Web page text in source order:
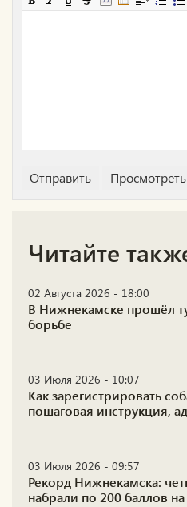
Читайте
02 Августа 2026 - 18:00
В Нижнекамске прошёл
борьбе
03 Июля 2026 - 10:07
Как зарегистрировать
пошаговая инструкция,
03 Июля 2026 - 09:57
Рекорд Нижнекамска:
набрали по 200 баллов